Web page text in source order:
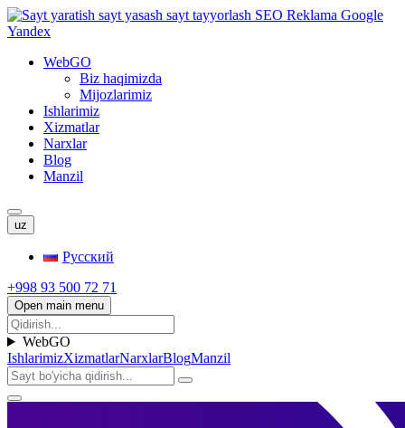
WebGO
Biz haqimizda
Mijozlarimiz
Ishlarimiz
Xizmatlar
Narxlar
Blog
Manzil
uz
Русский
+998 93 500 72 71
Open main menu
WebGO
IshlarimizXizmatlarNarxlarBlogManzil